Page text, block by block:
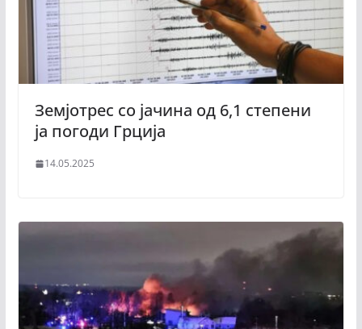
Земјотрес со јачина од 6,1 степени
ја погоди Грција
14.05.2025